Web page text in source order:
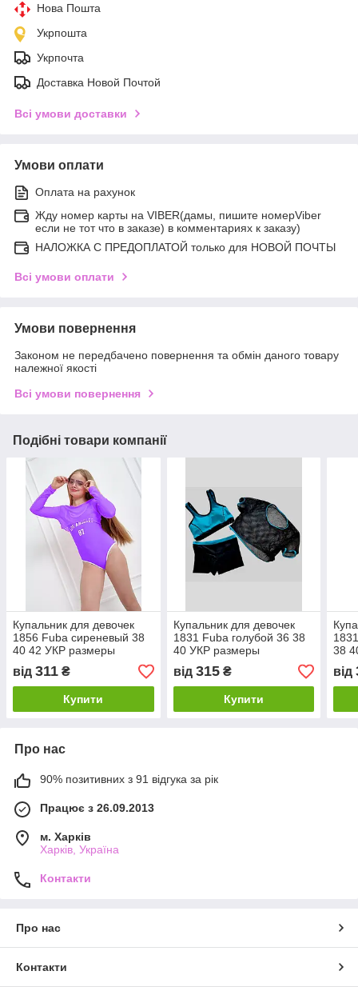
Нова Пошта
Укрпошта
Укрпочта
Доставка Новой Почтой
Всі умови доставки
Умови оплати
Оплата на рахунок
Жду номер карты на VIBER(дамы, пишите номерViber
если не тот что в заказе) в комментариях к заказу)
НАЛОЖКА С ПРЕДОПЛАТОЙ только для НОВОЙ ПОЧТЫ
Всі умови оплати
Умови повернення
Законом не передбачено повернення та обмін даного товару
належної якості
Всі умови повернення
Подібні товари компанії
Купальник для девочек
1856 Fuba сиреневый 38
40 42 УКР размеры
від 311 ₴
Купити
Купальник для девочек
1831 Fuba голубой 36 38
40 УКР размеры
від 315₴
Купити
38
від
Про нас
90% позитивних з 91 відгука за рік
Працює з 26.09.2013
м. Харків
Харків, Україна
Контакти
Про нас
Контакти